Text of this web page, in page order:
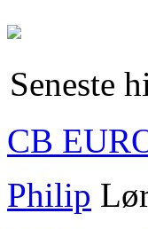
Seneste
CB
Philip